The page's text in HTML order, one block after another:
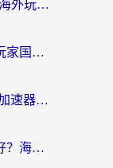
澳洲打逆水寒OL怎么才能不卡？海外玩家国服游戏加速终极指南（附梦幻模拟战地铁跑酷解决办法）
艾希国外加速器哪个好用？海外玩家国服游戏畅玩终极指南（附欧洲玩鸣潮街头篮球实测）
美国玩哈利波特·魔法觉醒用什么加速器？告别延迟的终极指南（含免费QQ炫舞方案+印尼妄想山海秘籍）
在欧洲打幻想江湖用什么加速器好？海外玩家国服游戏畅玩指南